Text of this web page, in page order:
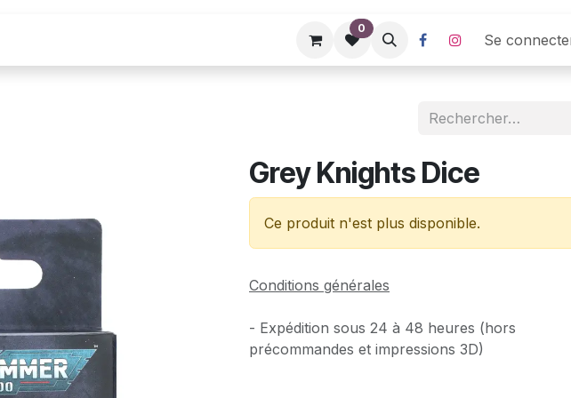
0
Se
Grey Knights Dice
Ce produit n'est plus disponible.
Conditions générales
- Expédition sous 24 à 48 heures (hors
précommandes et impressions 3D)